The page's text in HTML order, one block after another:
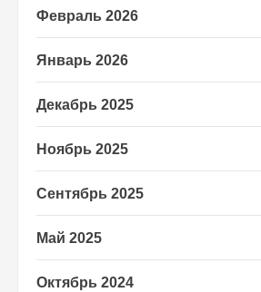
Февраль 2026
Январь 2026
Декабрь 2025
Ноябрь 2025
Сентябрь 2025
Май 2025
Октябрь 2024